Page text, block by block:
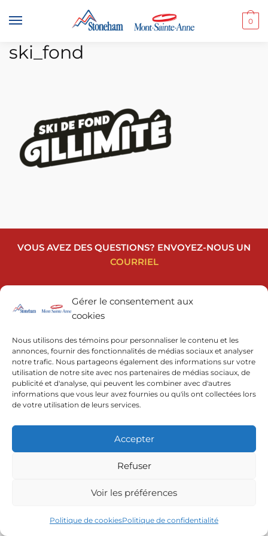
Gérer le consentement aux
cookies
Nous utilisons des témoins pour personnaliser le contenu et les
annonces, fournir des fonctionnalités de médias sociaux et analyser
notre trafic. Nous partageons également des informations sur votre
utilisation de notre site avec nos partenaires de médias sociaux, de
publicité et d'analyse, qui peuvent les combiner avec d'autres
informations que vous leur avez fournies ou qu'ils ont collectées lors
de votre utilisation de leurs services.
Accepter
Refuser
Voir les préférences
Politique de cookiesPolitique de confidentialité
0
ski_fond
VOUS AVEZ DES QUESTIONS? ENVOYEZ-NOUS UN
COURRIEL
© 2022 | Resorts of the Canadian Rockies